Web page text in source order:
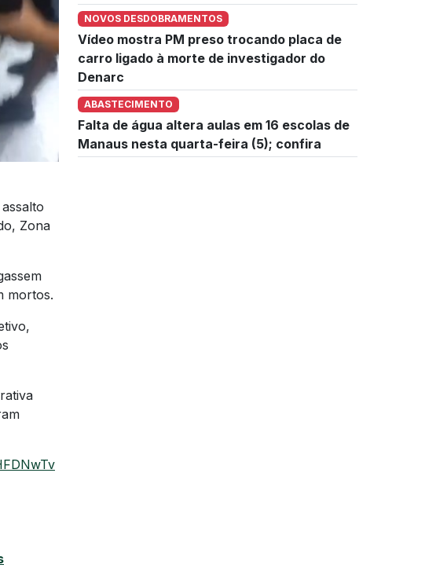
Zona
mortos.
NOVOS DESDOBRAMENTOS
Vídeo mostra PM preso trocando placa de
carro ligado à morte de investigador do
Denarc
ABASTECIMENTO
Falta de água altera aulas em 16 escolas de
Manaus nesta quarta-feira (5); confira